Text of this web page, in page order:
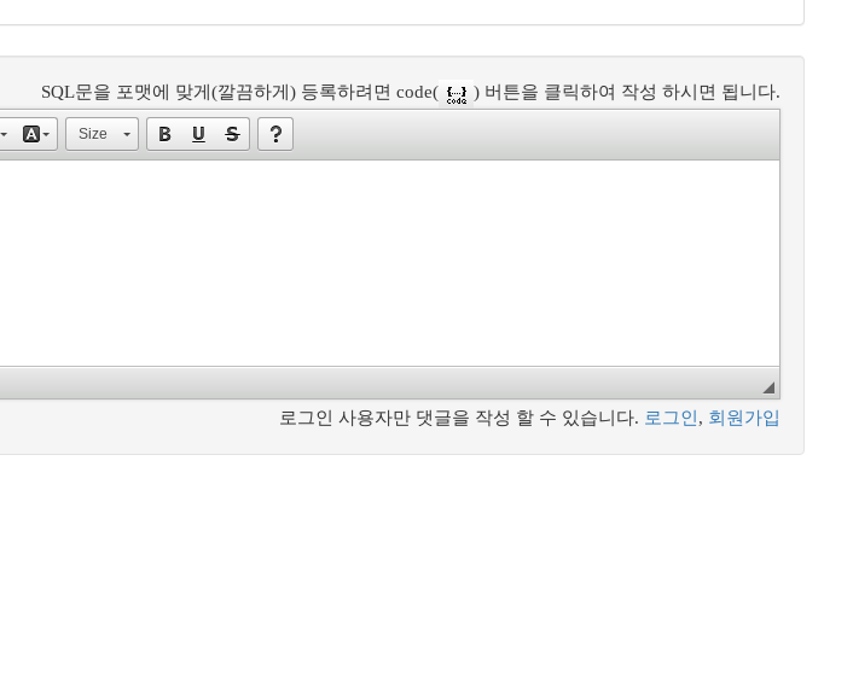
SQL문을 포맷에 맞게(깔끔하게) 등록하려면 code( ) 버튼을 클릭하여 작성 하시면 됩니다.
Size
로그인 사용자만 댓글을 작성 할 수 있습니다. 로그인 , 회원가입